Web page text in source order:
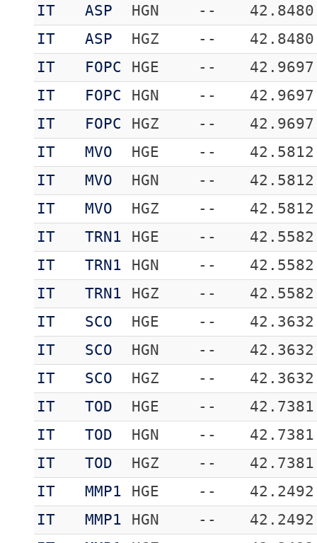
IT
ASP HGN --
42.8480
IT
ASP HGZ --
42.8480
IT
FOPC HGE --
42.9697
IT
FOPC HGN --
42.9697
IT
FOPC HGZ --
42.9697
IT
MVO HGE --
42.5812
IT
MVO HGN --
42.5812
IT
MVO HGZ --
42.5812
IT
TRN1 HGE --
42.5582
IT
TRN1 HGN --
42.5582
IT
TRN1 HGZ --
42.5582
IT
SCO HGE --
42.3632
IT
SCO HGN --
42.3632
IT
SCO HGZ --
42.3632
IT
TOD HGE --
42.7381
IT
TOD HGN --
42.7381
IT
TOD HGZ --
42.7381
IT
MMP1 HGE --
42.2492
IT
MMP1 HGN --
42.2492